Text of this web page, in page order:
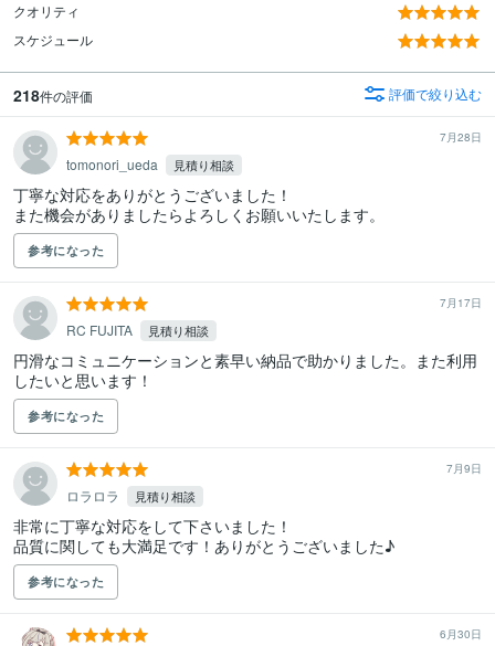
クオリティ
スケジュール
218件の評価 評価で絞り込む
7月28日
tomonori_ueda 見積り相談
丁寧な対応をありがとうございました！
また機会がありましたらよろしくお願いいたします。
参考になった
7月17日
RC FUJITA 見積り相談
円滑なコミュニケーションと素早い納品で助かりました。また利用
したいと思います！
参考になった
7月9日
ロラロラ 見積り相談
非常に丁寧な対応をして下さいました！
品質に関しても大満足です！ありがとうございました♪
参考になった
6月30日